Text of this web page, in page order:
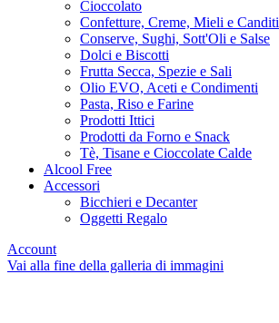
Cioccolato
Confetture, Creme, Mieli e Canditi
Conserve, Sughi, Sott'Oli e Salse
Dolci e Biscotti
Frutta Secca, Spezie e Sali
Olio EVO, Aceti e Condimenti
Pasta, Riso e Farine
Prodotti Ittici
Prodotti da Forno e Snack
Tè, Tisane e Cioccolate Calde
Alcool Free
Accessori
Bicchieri e Decanter
Oggetti Regalo
Account
Vai alla fine della galleria di immagini